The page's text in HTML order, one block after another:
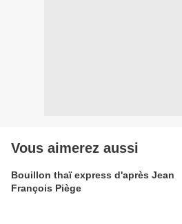
Vous aimerez aussi
Bouillon thaï express d'après Jean
François Piège